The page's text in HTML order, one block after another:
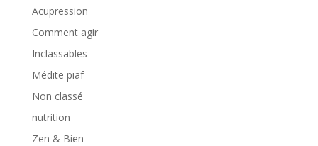
Acupression
Comment agir
Inclassables
Médite piaf
Non classé
nutrition
Zen & Bien